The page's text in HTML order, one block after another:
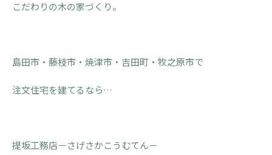
こだわりの木の家づくり。
島田市・藤枝市・焼津市・吉田町・牧之原市で
注文住宅を建てるなら…
提坂工務店－さげさかこうむてん－